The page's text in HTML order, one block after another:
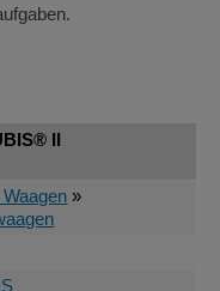
II
»